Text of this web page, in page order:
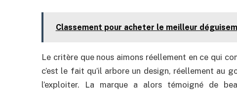
Classement pour acheter le meilleur
Le critère que nous aimons réellement en ce qui
c’est le fait qu’il arbore un design, réellement au
l’exploiter. La marque a alors témoigné de